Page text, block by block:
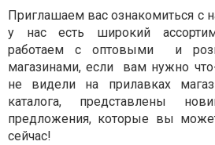
Приглашаем вас ознакомиться
у нас есть широкий
работаем с оптовыми и
магазинами, если вам нужно
не видели на прилавках
каталога, представлены
предложения, которые вы
сейчас!